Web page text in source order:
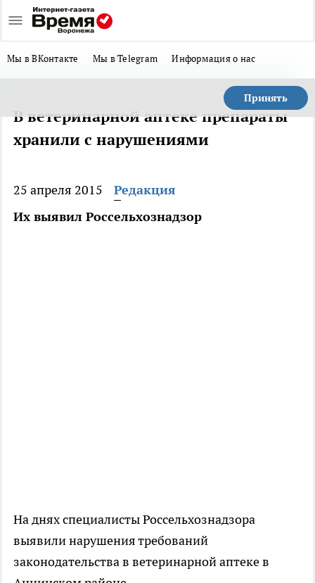
Мы в ВКонтакте Мы в Telegram Информация о нас
Принять
В ветеринарной аптеке препараты
хранили с нарушениями
25 апреля 2015
Редакция
Их выявил Россельхознадзор
На днях специалисты Россельхознадзора
выявили нарушения требований
законодательства в ветеринарной аптеке в